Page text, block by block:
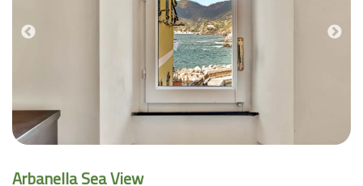
Arbanella Sea View